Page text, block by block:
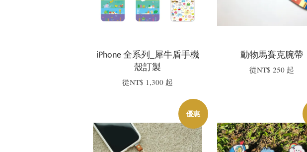
iPhone 全系列_犀牛盾手機
殼訂製
從NT$ 1,300 起
動物馬賽克腕帶
從NT$ 250 起
優惠